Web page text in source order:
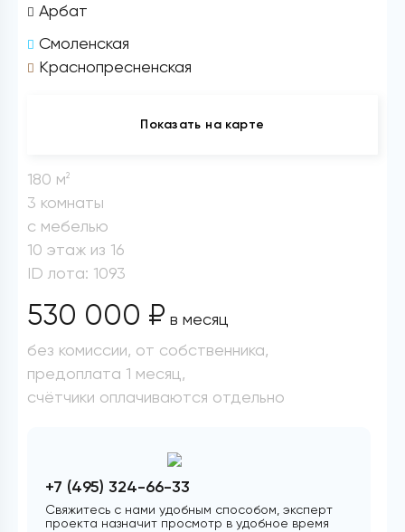
Арбат
Смоленская
Краснопресненская
Показать на карте
180 м2
3 комнаты
с мебелью
10 этаж из 16
ID лота: 1093
530 000 ₽ в месяц
без комиссии, от собственника,
предоплата 1 месяц,
счётчики оплачиваются отдельно
+7 (495) 324-66-33
Свяжитесь с нами удобным способом, эксперт
проекта назначит просмотр в удобное время